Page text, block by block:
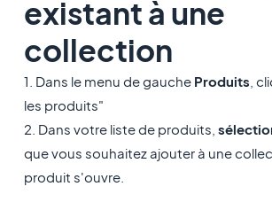
existant à une
collection
1. Dans le menu de gaucheProduits ,
les produits"
2. Dans votre liste de produits,
que vous souhaitez ajouter à une
produit s'ouvre.